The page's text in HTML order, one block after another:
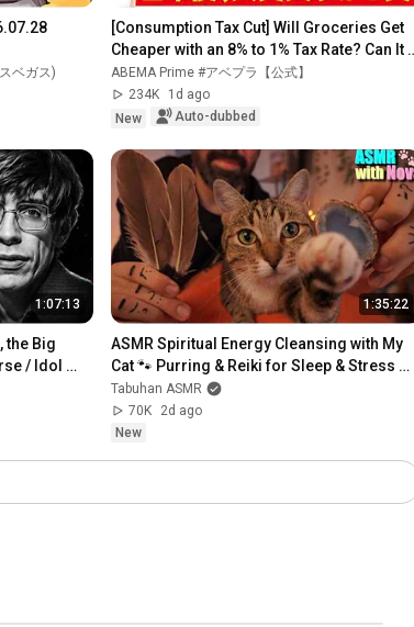
ベガス)
[Consumption Tax Cut] Will Groceries Get
Cheaper with an 8% to 1% Tax Rate? Can It
Really Go Back...
ABEMA Prime #アベプラ【公式】
234K
1d ago
New
Auto-dubbed
1:07:13
the Big
/ Idol
1:35:22
ASMR Spiritual Energy Cleansing with My
Cat 🐾 Purring & Reiki for Sleep & Stress
Relief
Tabuhan ASMR
70K
2d ago
New